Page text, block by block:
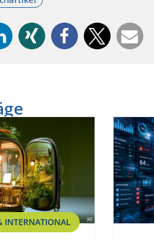
INTERNATIONAL